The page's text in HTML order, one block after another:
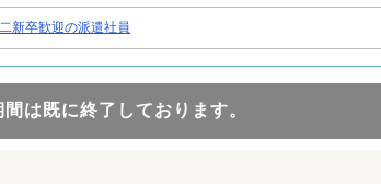
新卒歓迎の派遣社員
は既に終了しております。